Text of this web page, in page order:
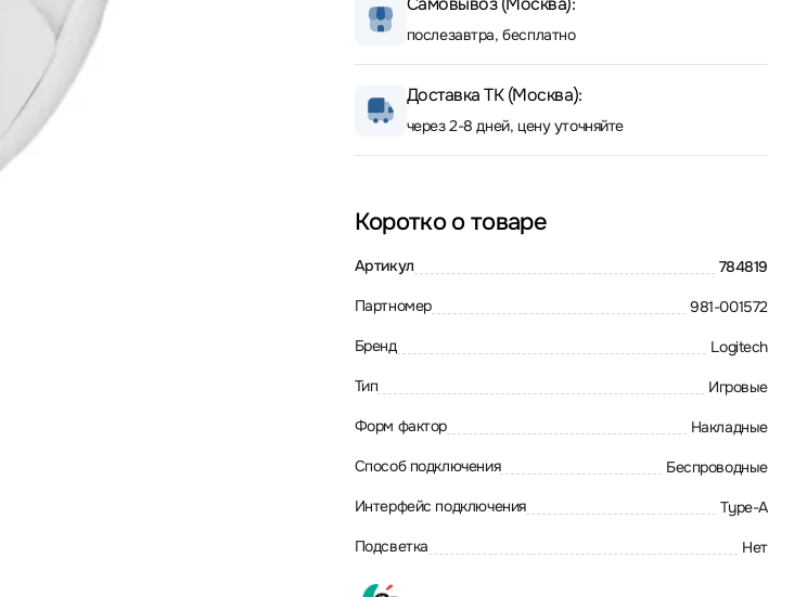
послезавтра, бесплатно
Доставка ТК (Москва):
через 2-8 дней, цену уточняйте
Коротко о товаре
Артикул 784819
Партномер 981-001572
Бренд Logitech
Тип Игровые
Форм фактор Накладные
Способ подключения Беспроводные
Интерфейс подключения Type-A
Подсветка Нет